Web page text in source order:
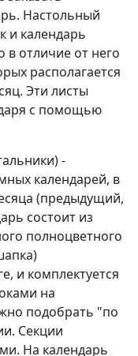
Настольный
и календарь
в отличие от него
располагается
Эти листы
с помощью
-
календарей, в
(предыдущий,
состоит из
полноцветного
и комплектуется
на
подобрать "по
Секции
На календарь